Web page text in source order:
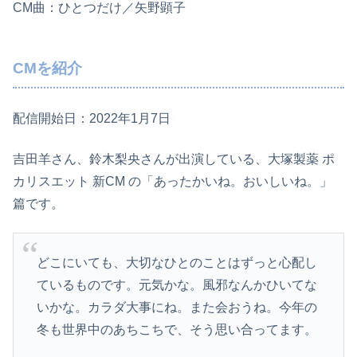
CM曲：ひとつだけ／矢野顕子
CMを紹介
配信開始日：2022年1月7日
吉田羊さん、鈴木梨央さんが出演している、大塚製薬 ポ
カリスエット 新CM の「あったかいね。おいしいね。」
篇です。
どこにいても、大切なひとのことはずっと心配し
ているものです。元気かな。風邪なんかひいてな
いかな。カラダ大事にね。また会おうね。今年の
冬も世界中のあちこちで、そう思い合ってます。